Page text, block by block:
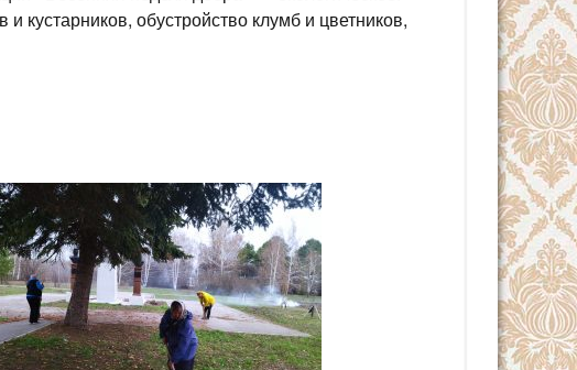
кустарников, обустройство клумб и цветников,